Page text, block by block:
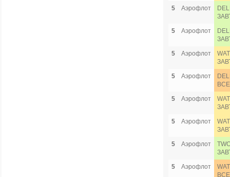
5
Аэрофлот
5
Аэрофлот
5
Аэрофлот
5
Аэрофлот
5
Аэрофлот
5
Аэрофлот
5
Аэрофлот
5
Аэрофлот